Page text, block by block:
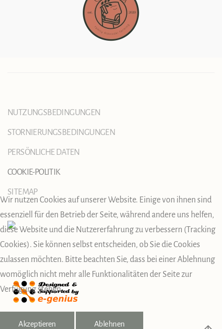
NUTZUNGSBEDINGUNGEN
STORNIERUNGSBEDINGUNGEN
PERSÖNLICHE DATEN
COOKIE-POLITIK
SITEMAP
Wir nutzen Cookies auf unserer Website. Einige von ihnen sind
essenziell für den Betrieb der Seite, während andere uns helfen,
diese Website und die Nutzererfahrung zu verbessern (Tracking
Cookies). Sie können selbst entscheiden, ob Sie die Cookies
zulassen möchten. Bitte beachten Sie, dass bei einer Ablehnung
womöglich nicht mehr alle Funktionalitäten der Seite zur
Verfügung stehen.
Akzeptieren Ablehnen